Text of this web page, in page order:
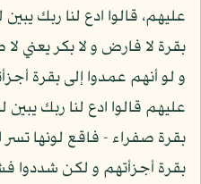
عليهم، قالوا ادع لنا ربك
بقرة لا فارض و لا بكر يعني
و لو أنهم عمدوا إلى بقرة
عليهم قالوا ادع لنا ربك يبين
بقرة صفراء - فاقع لونها تسر
بقرة أجزأتهم و لكن شددوا